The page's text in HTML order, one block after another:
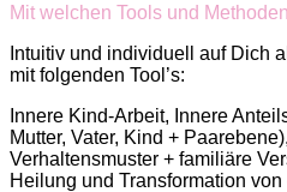
Mit welchen Tools und
Intuitiv und individuell auf Dich
mit folgenden Tool’s:
Innere Kind-Arbeit, Innere
Mutter, Vater, Kind +
Verhaltensmuster + familiäre
Heilung und Transformation